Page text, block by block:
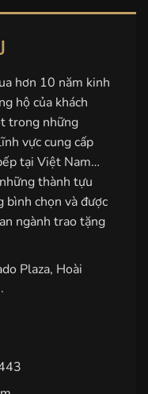
hơn 10 năm kinh
hộ của khách
trong những
vực cung cấp
tại Việt Nam…
thành tựu
bình chọn và được
ngành trao tặng
Plaza, Hoài